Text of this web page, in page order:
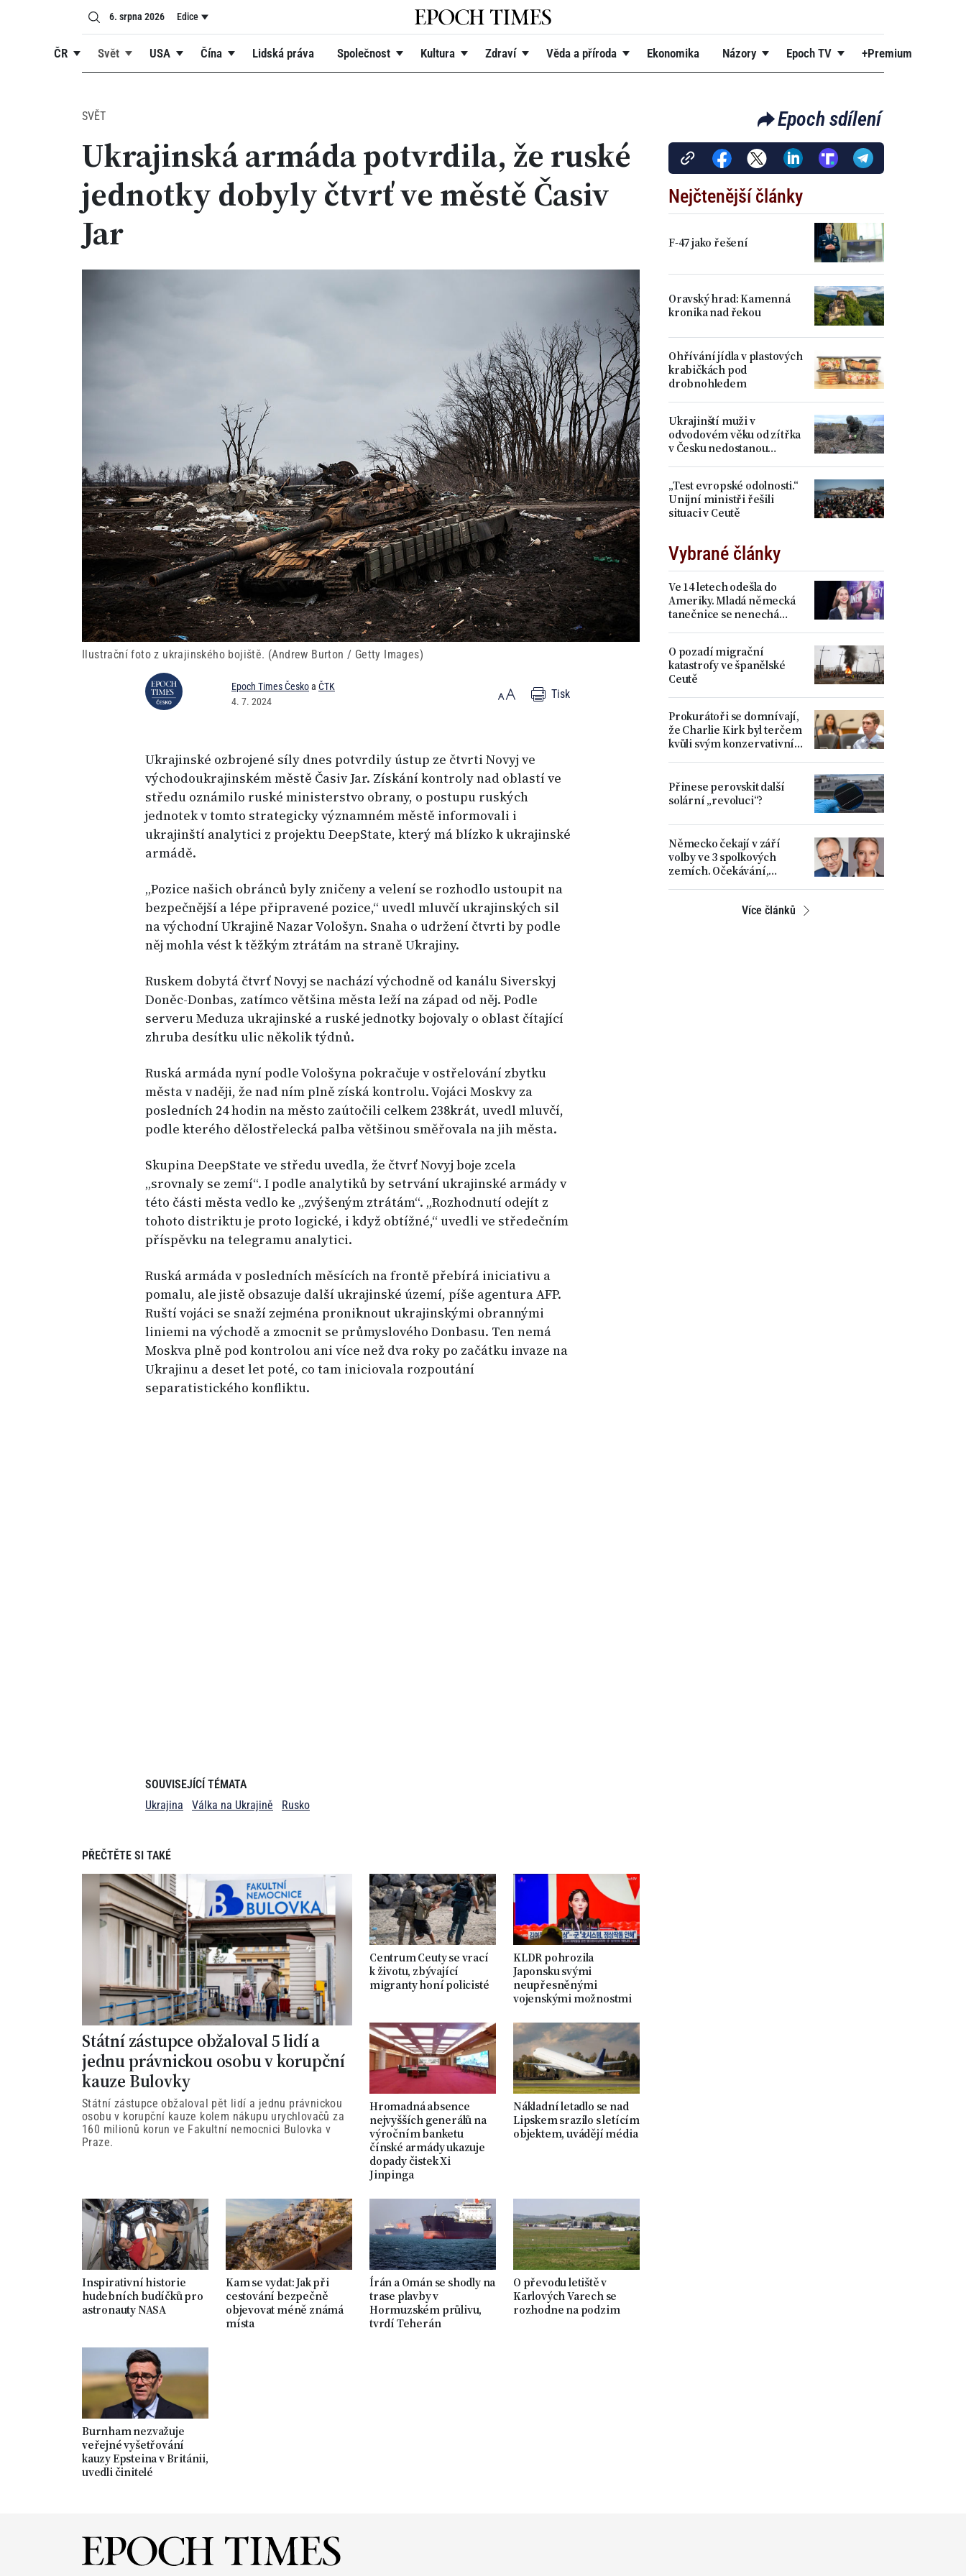
6. srpna 2026 Edice
ČR Svět USA Čína Lidská práva Společnost Kultura Zdraví Věda a příroda Ekonomika Názory Epoch TV +Premium
SVĚT
Ukrajinská armáda potvrdila, že ruské
jednotky dobyly čtvrť ve městě Časiv
Jar
Ilustrační foto z ukrajinského bojiště. (Andrew Burton / Getty Images)
Epoch Times Českoa ČTK
4. 7. 2024
Tisk
Ukrajinské ozbrojené síly dnes potvrdily ústup ze čtvrti Novyj ve
východoukrajinském městě Časiv Jar. Získání kontroly nad oblastí ve
středu oznámilo ruské ministerstvo obrany, o postupu ruských
jednotek v tomto strategicky významném městě informovali i
ukrajinští analytici z projektu DeepState, který má blízko k ukrajinské
armádě.
„Pozice našich obránců byly zničeny a velení se rozhodlo ustoupit na
bezpečnější a lépe připravené pozice,“ uvedl mluvčí ukrajinských sil
na východní Ukrajině Nazar Vološyn. Snaha o udržení čtvrti by podle
něj mohla vést k těžkým ztrátám na straně Ukrajiny.
Ruskem dobytá čtvrť Novyj se nachází východně od kanálu Siverskyj
Doněc-Donbas, zatímco většina města leží na západ od něj. Podle
serveru Meduza ukrajinské a ruské jednotky bojovaly o oblast čítající
zhruba desítku ulic několik týdnů.
Ruská armáda nyní podle Vološyna pokračuje v ostřelování zbytku
města v naději, že nad ním plně získá kontrolu. Vojáci Moskvy za
posledních 24 hodin na město zaútočili celkem 238krát, uvedl mluvčí,
podle kterého dělostřelecká palba většinou směřovala na jih města.
Skupina DeepState ve středu uvedla, že čtvrť Novyj boje zcela
„srovnaly se zemí“. I podle analytiků by setrvání ukrajinské armády v
této části města vedlo ke „zvýšeným ztrátám“. „Rozhodnutí odejít z
tohoto distriktu je proto logické, i když obtížné,“ uvedli ve středečním
příspěvku na telegramu analytici.
Ruská armáda v posledních měsících na frontě přebírá iniciativu a
pomalu, ale jistě obsazuje další ukrajinské území, píše agentura AFP.
Ruští vojáci se snaží zejména proniknout ukrajinskými obrannými
liniemi na východě a zmocnit se průmyslového Donbasu. Ten nemá
Moskva plně pod kontrolou ani více než dva roky po začátku invaze na
Ukrajinu a deset let poté, co tam iniciovala rozpoutání
separatistického konfliktu.
SOUVISEJÍCÍ TÉMATA
Ukrajina
Válka na Ukrajině Rusko
PŘEČTĚTE SI TAKÉ
Státní zástupce obžaloval 5 lidí a
jednu právnickou osobu v korupční
kauze Bulovky
Státní zástupce obžaloval pět lidí a jednu právnickou
osobu v korupční kauze kolem nákupu urychlovačů za
160 milionů korun ve Fakultní nemocnici Bulovka v
Praze.
Centrum Ceuty se vrací
k životu, zbývající
migranty honí policisté
KLDR pohrozila
Japonsku svými
neupřesněnými
vojenskými možnostmi
Hromadná absence
nejvyšších generálů na
výročním banketu
čínské armády ukazuje
dopady čistek Xi
Jinpinga
Nákladní letadlo se nad
Lipskem srazilo s letícím
objektem, uvádějí média
Inspirativní historie
hudebních budíčků pro
astronauty NASA
Kam se vydat: Jak při
cestování bezpečně
objevovat méně známá
místa
Írán a Omán se shodly na
trase plavby v
Hormuzském průlivu,
tvrdí Teherán
O převodu letiště v
Karlových Varech se
rozhodne na podzim
Burnham nezvažuje
veřejné vyšetřování
kauzy Epsteina v Británii,
uvedli činitelé
Epoch sdílení
Nejčtenější články
F-47 jako řešení
Oravský hrad: Kamenná
kronika nad řekou
Ohřívání jídla v plastových
krabičkách pod
drobnohledem
Ukrajinští muži v
odvodovém věku od zítřka
v Česku nedostanou
„Test evropské odolnosti.“
Unijní ministři řešili
situaci v Ceutě
Vybrané články
Ve 14 letech odešla do
Ameriky. Mladá německá
tanečnice se nenechá
O pozadí migrační
katastrofy ve španělské
Ceutě
Prokurátoři se domnívají,
že Charlie Kirk byl terčem
kvůli svým konzervativním
Přinese perovskit další
solární „revoluci“?
Německo čekají v září
volby ve 3 spolkových
zemích. Očekávání,
Více článků